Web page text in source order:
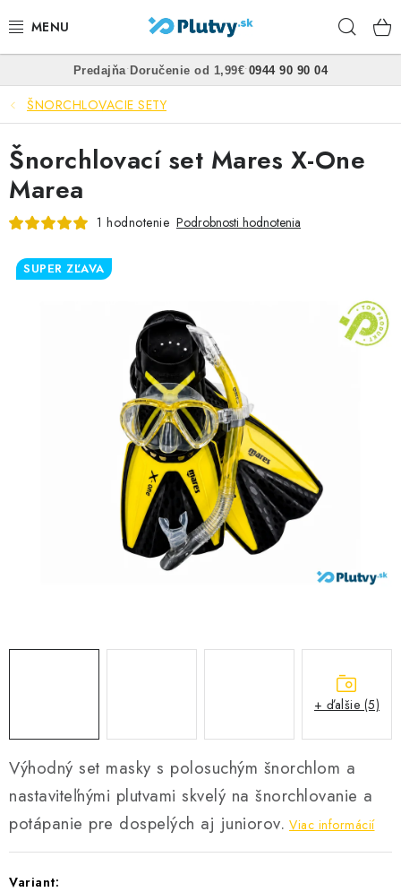
na
PLÁVANIE
ŠNORCHLOVANIE
FREEDIVING
SPEARFISHING
POTÁPANIE
VŠETKO PRE DETI
HRAČKY DO VODY
PODVODNÉ SKÚTRE
Predajňa• Doručenie od 1,99€• 0944 90 90 04
ŠNORCHLOVACIE SETY
Výhodný set masky s polosuchým šnorchlom a
nastaviteľnými plutvami skvelý na šnorchlovanie a
potápanie pre dospelých aj juniorov. Viac informácií
Variant:
Šnorchlovací set Mares X-One
Marea
1 hodnotenie Podrobnosti hodnotenia
SUPER ZĽAVA
+ ďalšie (5)